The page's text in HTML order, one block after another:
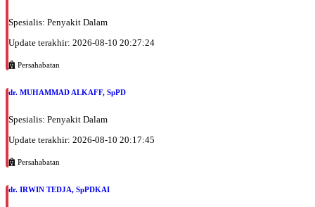
Spesialis: Penyakit Dalam
Update terakhir: 2026-08-10 20:27:24
Persahabatan
dr. MUHAMMAD ALKAFF, SpPD
Spesialis: Penyakit Dalam
Update terakhir: 2026-08-10 20:17:45
Persahabatan
dr. IRWIN TEDJA, SpPDKAI